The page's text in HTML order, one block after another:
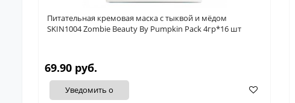
Питательная кремовая маска с тыквой и мёдом
SKIN1004 Zombie Beauty By Pumpkin Pack 4гр*16 шт
69.90 руб.
Уведомить о